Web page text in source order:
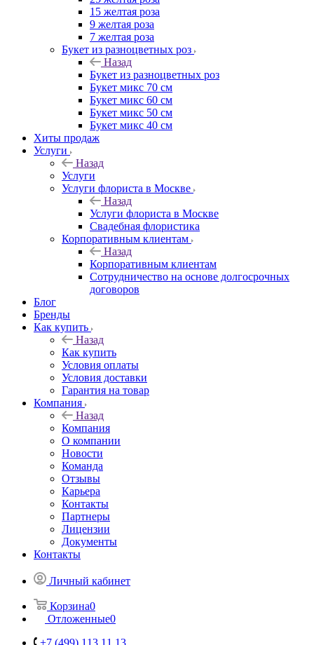
15 желтая роза
9 желтая роза
7 желтая роза
Букет из разноцветных роз
Назад
Букет из разноцветных роз
Букет микс 70 см
Букет микс 60 см
Букет микс 50 см
Букет микс 40 см
Хиты продаж
Услуги
Назад
Услуги
Услуги флориста в Москве
Назад
Услуги флориста в Москве
Свадебная флористика
Корпоративным клиентам
Назад
Корпоративным клиентам
Сотрудничество на основе долгосрочных
договоров
Блог
Бренды
Как купить
Назад
Как купить
Условия оплаты
Условия доставки
Гарантия на товар
Компания
Назад
Компания
О компании
Новости
Команда
Отзывы
Карьера
Контакты
Партнеры
Лицензии
Документы
Контакты
Личный кабинет
Корзина0
Отложенные0
+7 (499) 113 11 13